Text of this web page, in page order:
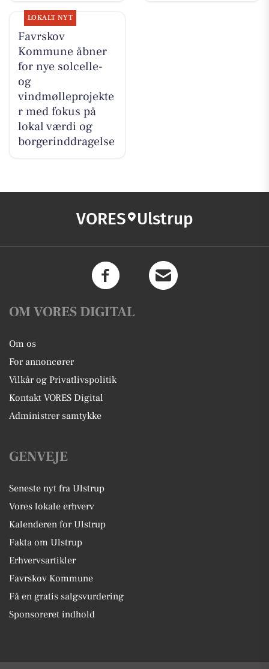
LOKALT NYT
Favrskov
Kommune åbner
for nye solcelle-
og
vindmølleprojekte
r med fokus på
lokal værdi og
borgerinddragelse
VORES Ulstrup
OM VORES DIGITAL
Om os
For annoncører
Vilkår og Privatlivspolitik
Kontakt VORES Digital
Administrer samtykke
GENVEJE
Seneste nyt fra Ulstrup
Vores lokale erhverv
Kalenderen for Ulstrup
Fakta om Ulstrup
Erhvervsartikler
Favrskov Kommune
Få en gratis salgsvurdering
Sponsoreret indhold